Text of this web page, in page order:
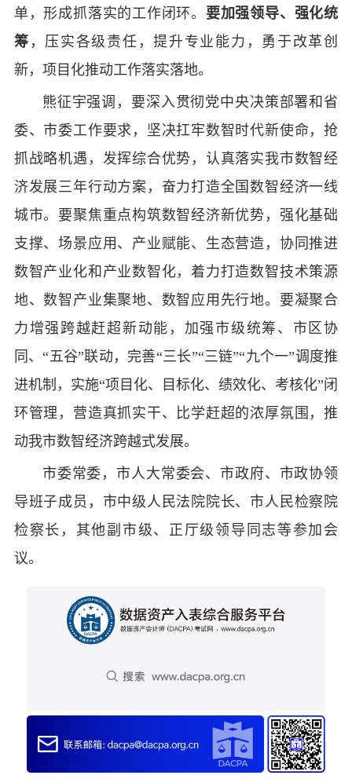
单，形成抓落实的工作闭环。 要加强领导、强化统
筹 ，压实各级责任，提升专业能力，勇于改革创
新，项目化推动工作落实落地。
熊征宇强调，要深入贯彻党中央决策部署和省
委、市委工作要求，坚决扛牢数智时代新使命，抢
抓战略机遇，发挥综合优势，认真落实我市数智经
济发展三年行动方案，奋力打造全国数智经济一线
城市。要聚焦重点构筑数智经济新优势，强化基础
支撑、场景应用、产业赋能、生态营造，协同推进
数智产业化和产业数智化，着力打造数智技术策源
地、数智产业集聚地、数智应用先行地。要凝聚合
力增强跨越赶超新动能，加强市级统筹、市区协
同、“五谷”联动，完善“三长”“三链”“九个一”调度推
进机制，实施“项目化、目标化、绩效化、考核化”闭
环管理，营造真抓实干、比学赶超的浓厚氛围，推
动我市数智经济跨越式发展。
市委常委，市人大常委会、市政府、市政协领
导班子成员，市中级人民法院院长、市人民检察院
检察长，其他副市级、正厅级领导同志等参加会
议。